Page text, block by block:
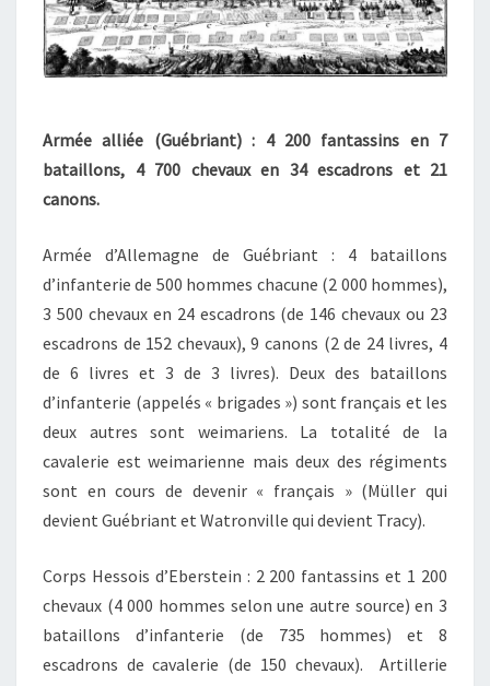
Armée alliée (Guébriant) : 4 200 fantassins en 7
bataillons, 4 700 chevaux en 34 escadrons et 21
canons.
Armée d’Allemagne de Guébriant : 4 bataillons
d’infanterie de 500 hommes chacune (2 000 hommes),
3 500 chevaux en 24 escadrons (de 146 chevaux ou 23
escadrons de 152 chevaux), 9 canons (2 de 24 livres, 4
de 6 livres et 3 de 3 livres). Deux des bataillons
d’infanterie (appelés « brigades ») sont français et les
deux autres sont weimariens. La totalité de la
cavalerie est weimarienne mais deux des régiments
sont en cours de devenir « français » (Müller qui
devient Guébriant et Watronville qui devient Tracy).
Corps Hessois d’Eberstein : 2 200 fantassins et 1 200
chevaux (4 000 hommes selon une autre source) en 3
bataillons d’infanterie (de 735 hommes) et 8
escadrons de cavalerie (de 150 chevaux). Artillerie